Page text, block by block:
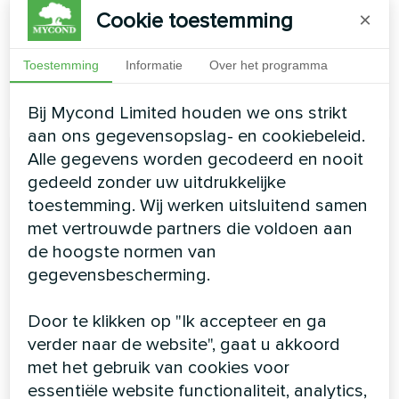
Verwarmingscapaciteit:0.96 ... 3.78 kW
MEER LEZEN
Op de vloer gemonteerde
ventilatorconvector serie
Cookie toestemming ×
Toestemming Informatie Over het programma
Bij Mycond Limited houden we ons strikt
aan ons gegevensopslag- en cookiebeleid.
Alle gegevens worden gecodeerd en nooit
gedeeld zonder uw uitdrukkelijke
toestemming. Wij werken uitsluitend samen
met vertrouwde partners die voldoen aan
de hoogste normen van
gegevensbescherming.
Door te klikken op "Ik accepteer en ga
verder naar de website", gaat u akkoord
met het gebruik van cookies voor
essentiële website functionaliteit, analytics,